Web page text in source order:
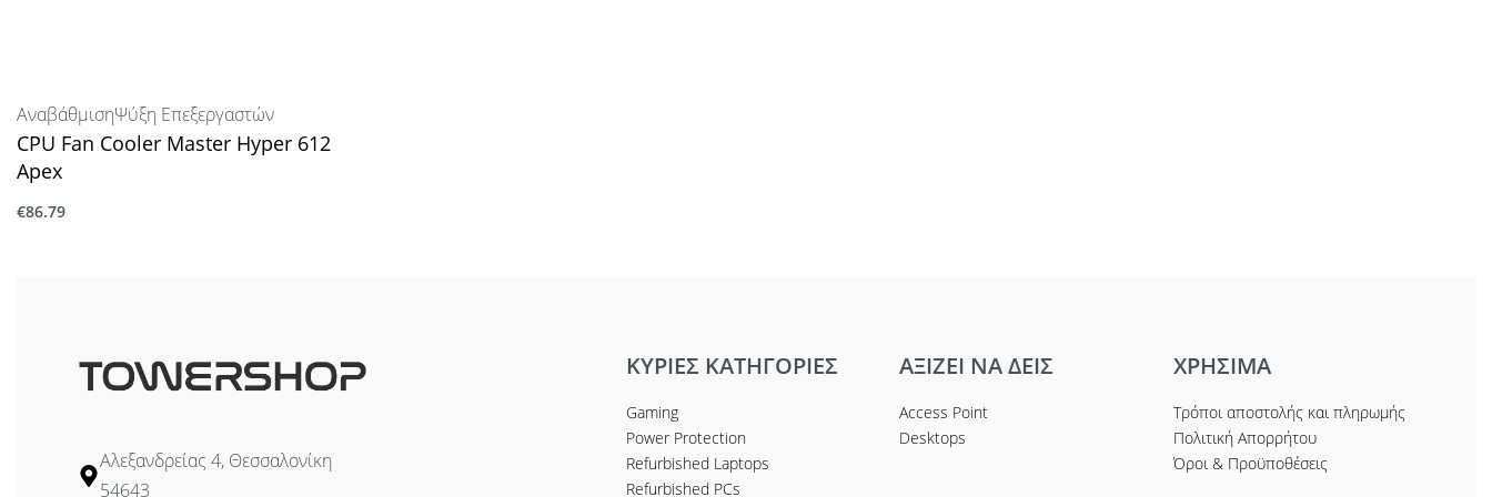
ΑναβάθμισηΨύξη Επεξεργαστών
CPU Fan Cooler Master Hyper 612
Apex
€86.79
Αλεξανδρείας 4, Θεσσαλονίκη
54643
ΚΥΡΙΕΣ ΚΑΤΗΓΟΡΙΕΣ
Gaming
Power Protection
Refurbished Laptops
Refurbished PCs
ΑΞΙΖΕΙ ΝΑ ΔΕΙΣ
Access Point
Desktops
ΧΡΗΣΙΜΑ
Τρόποι αποστολής και πληρωμής
Πολιτική Απορρήτου
Όροι & Προϋποθέσεις